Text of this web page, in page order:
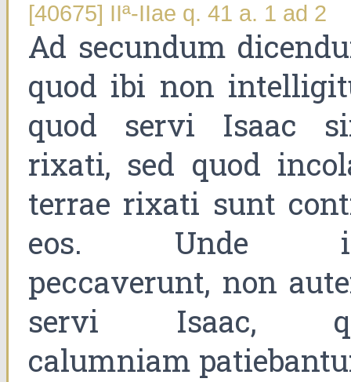
[40675] IIª-IIae q. 41 a. 1 ad 2
Ad secundum
quod ibi non
quod servi Isaac
rixati, sed quod
terrae rixati sunt
eos. Unde
peccaverunt, non
servi Isaac,
calumniam